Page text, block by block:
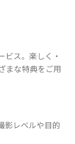
ビス。楽しく・
まな特典をご用
影レベルや目的